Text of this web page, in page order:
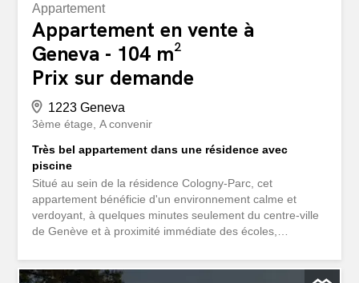
Appartement
Appartement en vente à
Geneva - 104 m²
Prix sur demande
1223 Geneva
3ème étage A convenir
Très bel appartement dans une résidence avec
piscine
Situé au sein de la résidence Cologny-Parc, cet
appartement bénéficie d'un environnement calme et
verdoyant, à quelques minutes seulement du centre-ville
de Genève et à proximité immédiate des écoles,
d'un immeuble des années 1970, il se compose d'un hall
d'entrée avec WC visiteurs, d'un grand séjour lumineux